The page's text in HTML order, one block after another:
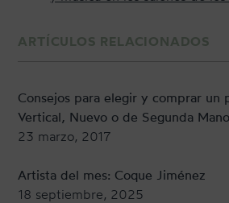
ARTÍCULOS RELACIONADOS
Consejos para elegir y comprar un
Vertical, Nuevo o de Segunda
23 marzo, 2017
Artista del mes: Coque Jiménez
18 septiembre, 2025